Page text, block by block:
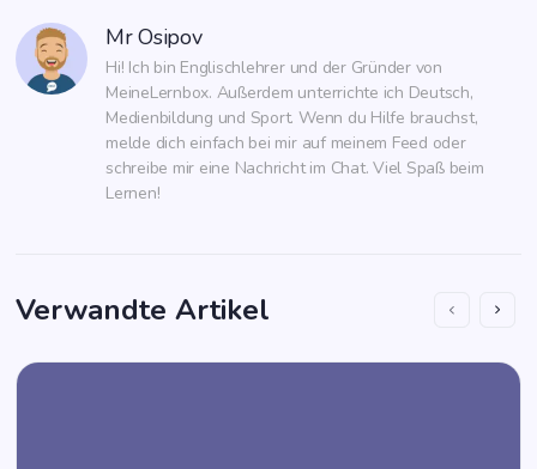
Mr Osipov
Hi! Ich bin Englischlehrer und der Gründer von
MeineLernbox. Außerdem unterrichte ich Deutsch,
Medienbildung und Sport. Wenn du Hilfe brauchst,
melde dich einfach bei mir auf meinem Feed oder
schreibe mir eine Nachricht im Chat. Viel Spaß beim
Lernen!
Verwandte Artikel